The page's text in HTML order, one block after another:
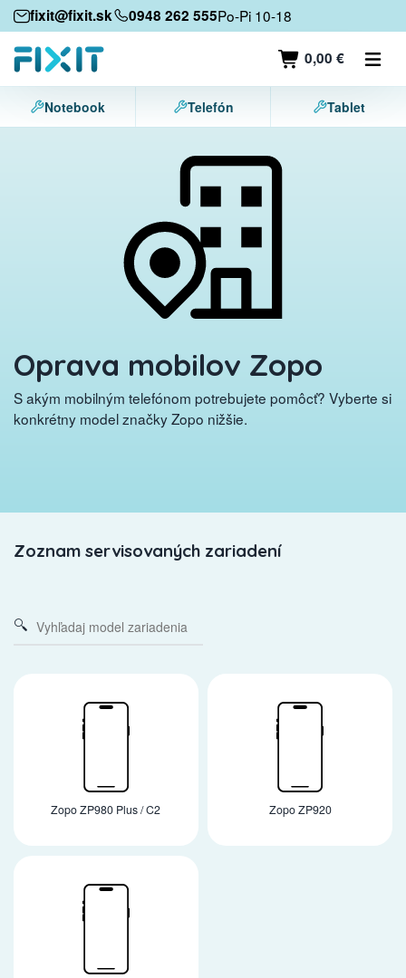
fixit@fixit.sk 0948 262 555Po-Pi 10-18
0,00 €
Mobilné zariadenia
Mobilné telefóny
Tablety
Notebook Telefón Tablet
Oprava mobilov Zopo
S akým mobilným telefónom potrebujete pomôcť? Vyberte si
konkrétny model značky Zopo nižšie.
Zoznam servisovaných zariadení
Zopo ZP980 Plus / C2 Zopo ZP920